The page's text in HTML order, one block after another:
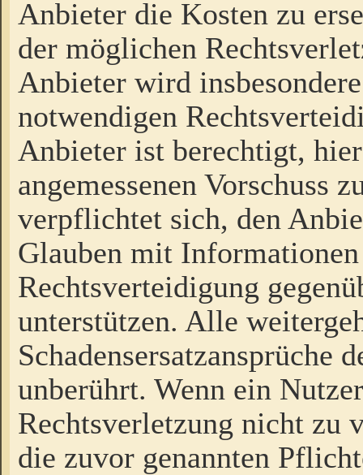
Anbieter die Kosten zu
der möglichen
Anbieter wird
notwendigen
Anbieter ist berechtigt,
angemessenen Vorschuss
verpflichtet sich, den
Glauben mit
Rechtsverteidigung
unterstützen. Alle
Schadensersatzansprüche
unberührt. Wenn ein
Rechtsverletzung nicht zu
die zuvor genannten